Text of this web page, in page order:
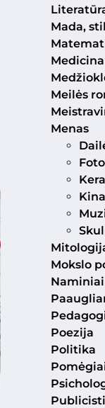
Mada,
Medicina
Meilės
Menas
Mokslo
Poezija
Politika